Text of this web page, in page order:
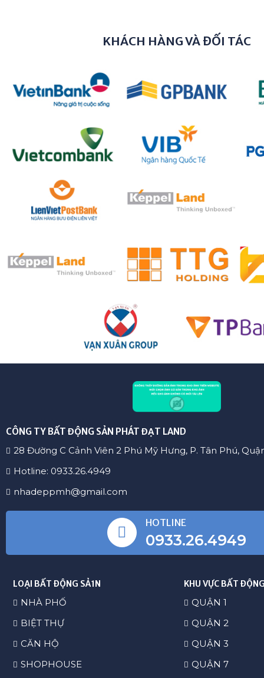
KHÁCH HÀNG VÀ ĐỐI TÁC
CÔNG TY BẤT ĐỘNG SẢN PHÁT ĐẠT LAND
28 Đường C Cảnh Viên 2 Phú Mỹ Hưng, P. Tân Phú,
Hotline: 0933.26.4949
nhadeppmh@gmail.com
HOTLINE
0933.26.4949
LOẠI BẤT ĐỘNG SẢ1N
NHÀ PHỐ
BIỆT THỰ
CĂN HỘ
SHOPHOUSE
KHU VỰC BẤT
QUẬN 1
QUẬN 2
QUẬN 3
QUẬN 7